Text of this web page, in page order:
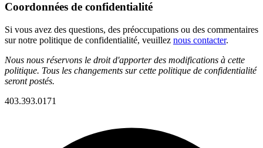
Coordonnées de confidentialité
Si vous avez des questions, des préoccupations ou des commentaires
sur notre politique de confidentialité, veuillez nous contacter.
Nous nous réservons le droit d'apporter des modifications à cette
politique. Tous les changements sur cette politique de confidentialité
seront postés.
403.393.0171